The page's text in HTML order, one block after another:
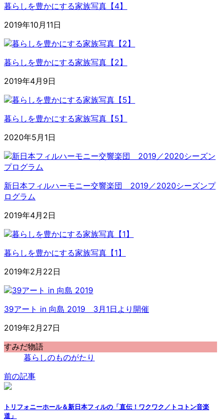
暮らしを豊かにする家族写真【4】
2019年10月11日
暮らしを豊かにする家族写真【2】
2019年4月9日
暮らしを豊かにする家族写真【5】
2020年5月1日
新日本フィルハーモニー交響楽団 2019／2020シーズンプ
ログラム
2019年4月2日
暮らしを豊かにする家族写真【1】
2019年2月22日
39アート in 向島 2019 3月1日より開催
2019年2月27日
すみだ物語
暮らしのものがたり
前の記事
トリフォニーホール＆新日本フィルの「直伝！ワクワク／トコトン音楽
道」